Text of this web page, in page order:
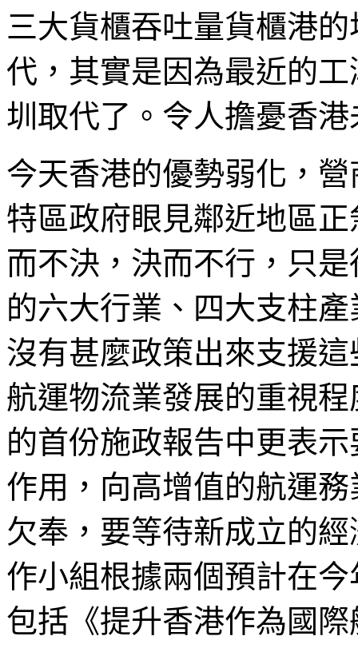
三大貨櫃吞吐量貨櫃港
代，其實是因為最近的
圳取代了。令人擔憂香
今天香港的優勢弱化，
特區政府眼見鄰近地區
而不決，決而不行，只
的六大行業、四大支柱
沒有甚麼政策出來支援
航運物流業發展的重視
的首份施政報告中更表
作用，向高增值的航運
欠奉，要等待新成立的
作小組根據兩個預計在
包括《提升香港作為國